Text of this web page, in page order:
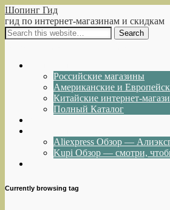
Шопинг Гид
гид по интернет-магазинам и скидкам
Российские магазины
Американские и
Китайские интернет-
Полный Каталог
Aliexpress Обзор —
Kupi Обзор — смотри,
Currently browsing tag